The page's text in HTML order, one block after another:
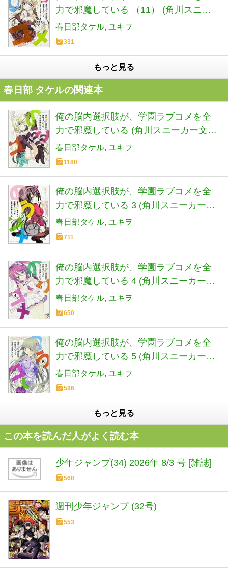
力で邪魔している （11） (角川スニー
カー文庫)
春日部タケル ユキヲ
331
もっと見る
春日部 タケルの関連本
俺の脳内選択肢が、学園ラブコメを全
力で邪魔している (角川スニーカー文庫
か 1-1-1)
春日部タケル ユキヲ
1180
俺の脳内選択肢が、学園ラブコメを全
力で邪魔している 3 (角川スニーカー文
庫)
春日部タケル ユキヲ
711
俺の脳内選択肢が、学園ラブコメを全
力で邪魔している 4 (角川スニーカー文
庫)
春日部タケル ユキヲ
650
俺の脳内選択肢が、学園ラブコメを全
力で邪魔している 5 (角川スニーカー文
庫)
春日部タケル ユキヲ
586
もっと見る
この本を読んだ人がよく読む本
少年ジャンプ(34) 2026年 8/3 号 [雑誌]
560
週刊少年ジャンプ (32号)
553